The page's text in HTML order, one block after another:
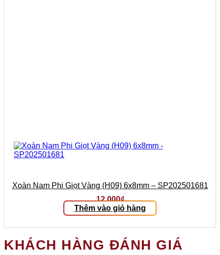
Xoàn Nam Phi Giọt Vàng (H09) 6x8mm – SP202501681
12.000₫
Thêm vào giỏ hàng
KHÁCH HÀNG ĐÁNH GIÁ